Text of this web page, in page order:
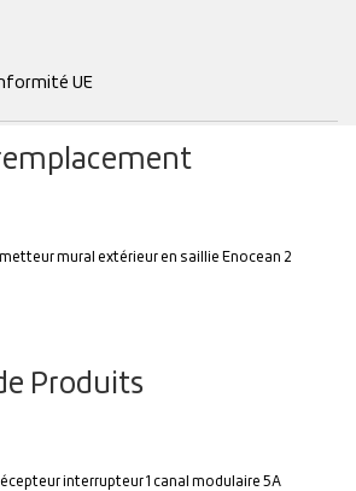
UE
mural extérieur en saillie Enocean 2
Produits
interrupteur 1 canal modulaire 5A